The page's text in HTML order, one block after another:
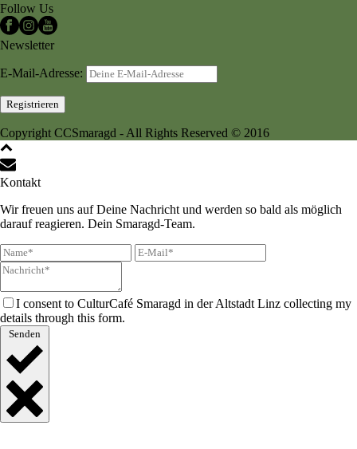
Follow Us
Newsletter
E-Mail-Adresse:
Copyright CCSmaragd - All Rights Reserved © 2016
Kontakt
Wir freuen uns auf Deine Nachricht und werden so bald als möglich
darauf reagieren. Dein Smaragd-Team.
I consent to CulturCafé Smaragd in der Altstadt Linz collecting my
details through this form.
Senden